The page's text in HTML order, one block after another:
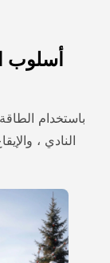
أسلوب
النادي ،